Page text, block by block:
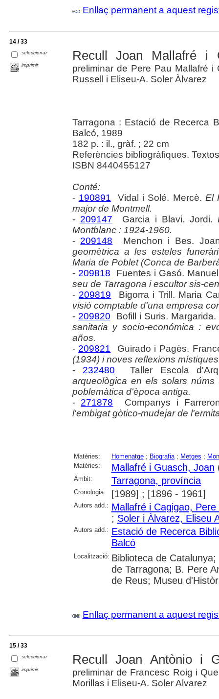
Enllaç permanent a aquest
14 / 33
seleccionar
imprimir
Recull Joan Mallafré i
preliminar de Pere Pau Mallafré
Russell i Eliseu-A. Soler Àlvarez
Tarragona : Estació de Recerca
Balcó, 1989
182 p. : il., gràf. ; 22 cm
Referències bibliogràfiques.
ISBN 8440455127
Conté:
- 190891 Vidal i Solé. Mercè. El
major de Montmell.
- 209147 Garcia i Blavi. Jordi.
Montblanc : 1924-1960.
- 209148 Menchon i Bes.
geomètrica a les esteles
Maria de Poblet (Conca de
- 209818 Fuentes i Gasó.
seu de Tarragona i escultor sis-
- 209819 Bigorra i Trill. Maria
visió comptable d'una empresa
- 209820 Bofill i Suris. Margarida.
sanitaria y socio-económica :
años.
- 209821 Guirado i Pagès.
(1934) i noves reflexions
- 232480 Taller Escola
arqueològica en els solars
poblemàtica d'època antiga.
- 271878 Companys i
l'embigat gòtico-mudejar de
Matèries: Homenatge; Biografia; Metges ;
Matèries:
Mallafré i Guasch, Joan
Àmbit: Tarragona, província
Cronologia: [1989] ; [1896 - 1961]
Autors add.: Mallafré i Cagigao, Pere
; Soler i Àlvarez, Eliseu
Autors add.: Estació de Recerca
Balcó
Localització: Biblioteca de
de Tarragona; B. Pere
de Reus; Museu
Enllaç permanent a aquest
15 / 33
seleccionar
imprimir
Recull Joan Antònio i
preliminar de Francesc Roig i
Morillas i Eliseu-A. Soler Alvarez